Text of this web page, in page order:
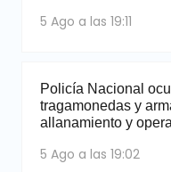
5 Ago a las 19:11
Policía Nacional
tragamonedas y
allanamiento y
5 Ago a las 19:02